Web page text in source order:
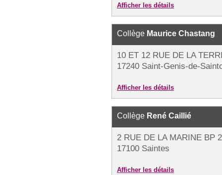
Afficher les détails
Collège Maurice Chastang
10 ET 12 RUE DE LA
17240 Saint-Genis-de-
Afficher les détails
Collège René Caillié
2 RUE DE LA MARINE BP
17100 Saintes
Afficher les détails